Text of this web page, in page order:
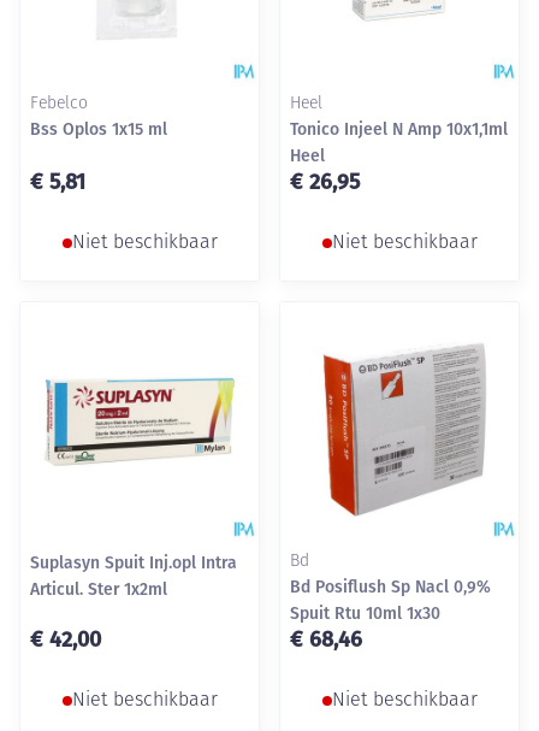
Febelco
Bss Oplos 1x15 ml
€ 5,81
Niet beschikbaar
Heel
Tonico Injeel N Amp 10x1,1ml
Heel
€ 26,95
Niet beschikbaar
Suplasyn Spuit Inj.opl Intra
Articul. Ster 1x2ml
€ 42,00
Niet beschikbaar
Bd
Bd Posiflush Sp Nacl 0,9%
Spuit Rtu 10ml 1x30
€ 68,46
Niet beschikbaar